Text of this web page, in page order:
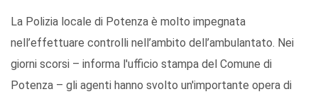
La Polizia locale di Potenza è molto impegnata
nell’effettuare controlli nell’ambito dell’ambulantato. Nei
giorni scorsi – informa l'ufficio stampa del Comune di
Potenza – gli agenti hanno svolto un'importante opera di